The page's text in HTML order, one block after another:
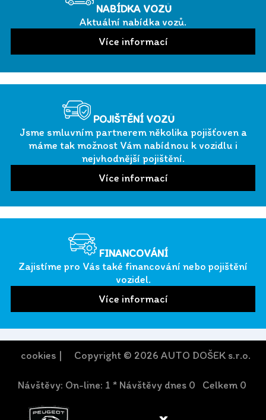
NABÍDKA VOZŮ
Aktuální nabídka vozů.
POJIŠTĚNÍ VOZŮ
Jsme smluvním partnerem několika pojišťoven a
máme tak možnost Vám nabídnou k vozidlu i
nejvhodnější pojištění.
FINANCOVÁNÍ
Zajistíme pro Vás také financování nebo pojištění
vozidel.
cookies | Copyright © 2026 AUTO DOŠEK s.r.o.
Návštěvy: On-line: 1 * Návštěvy dnes 0 Celkem 0